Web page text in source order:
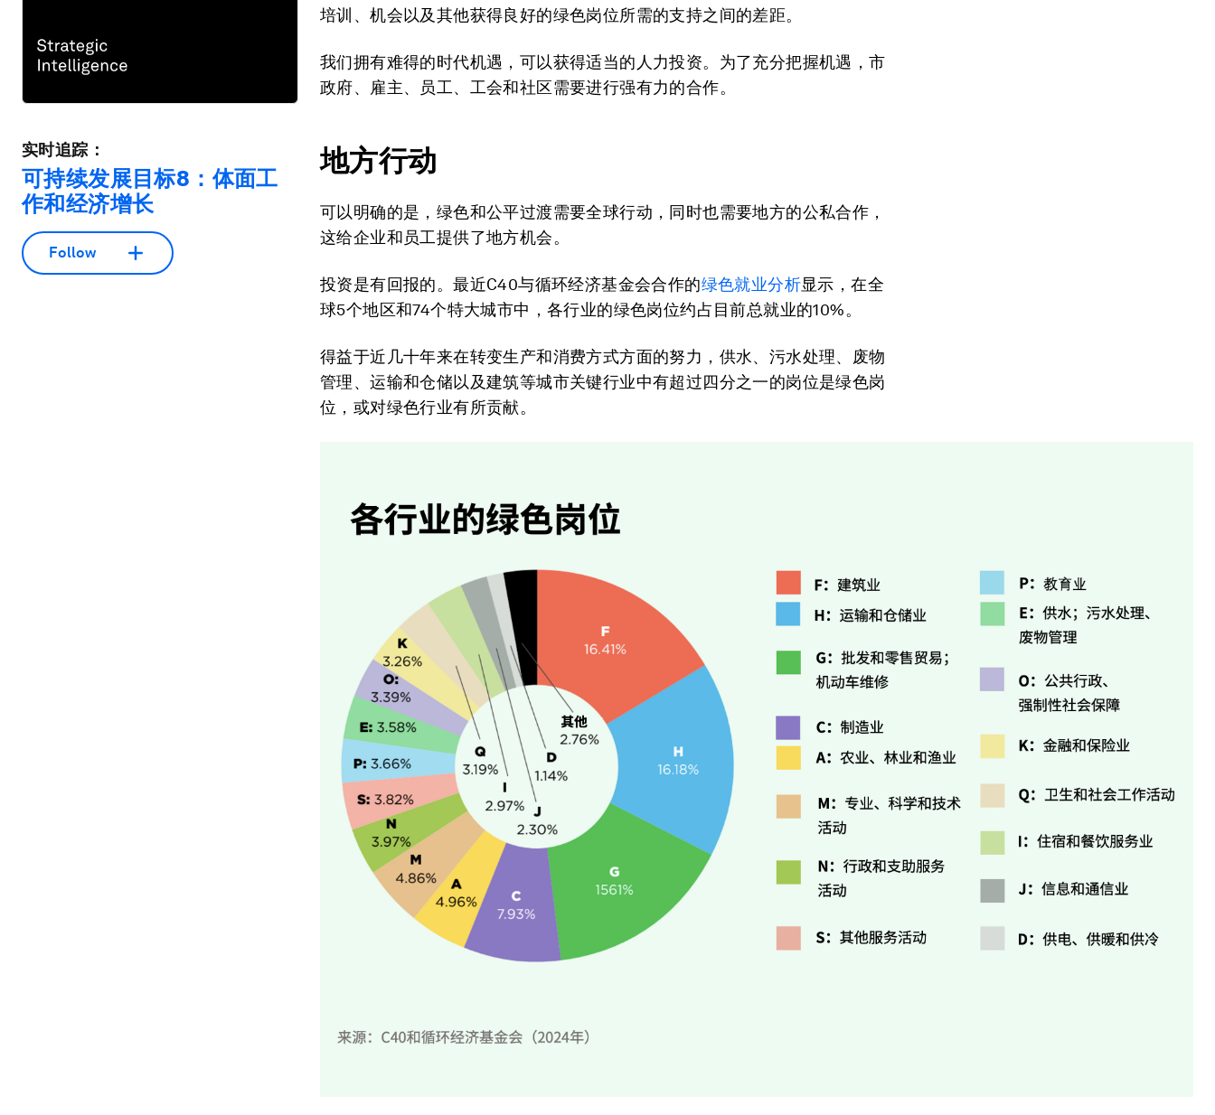
实时追踪：
可持续发展目标8：体面工
作和经济增长
Follow
培训、机会以及其他获得良好的绿色岗位所需的支持之间的差距。
我们拥有难得的时代机遇，可以获得适当的人力投资。为了充分把握机遇，市
政府、雇主、员工、工会和社区需要进行强有力的合作。
地方行动
可以明确的是，绿色和公平过渡需要全球行动，同时也需要地方的公私合作，
这给企业和员工提供了地方机会。
投资是有回报的。最近C40与循环经济基金会合作的绿色就业分析显示，在全
球5个地区和74个特大城市中，各行业的绿色岗位约占目前总就业的10%。
得益于近几十年来在转变生产和消费方式方面的努力，供水、污水处理、废物
管理、运输和仓储以及建筑等城市关键行业中有超过四分之一的岗位是绿色岗
位，或对绿色行业有所贡献。